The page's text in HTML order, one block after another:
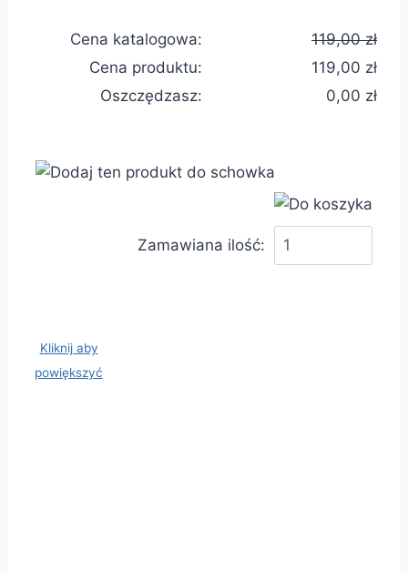
Cena katalogowa:
119,00 zł
Cena produktu:
119,00 zł
Oszczędzasz:
0,00 zł
Zamawiana ilość:
Kliknij aby
powiększyć